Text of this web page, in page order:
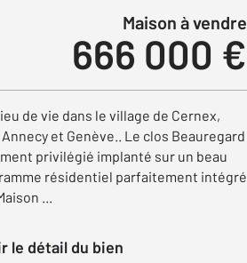
Maison à vendre
666 000 €
de vie dans le village de Cernex,
et Genève.. Le clos Beauregard
privilégié implanté sur un beau
résidentiel parfaitement intégré
...
le détail du bien